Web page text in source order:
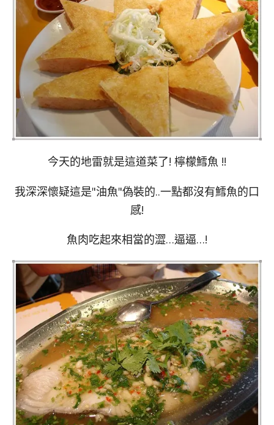
今天的地雷就是這道菜了! 檸檬鱈魚 !!
我深深懷疑這是"油魚"偽裝的..一點都沒有鱈魚的口
感!
魚肉吃起來相當的澀…逼逼…!